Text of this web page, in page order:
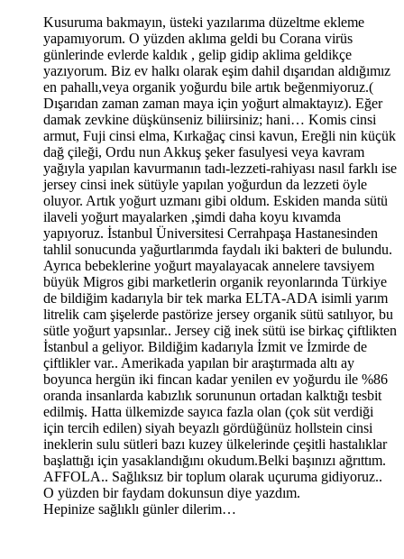
Kusuruma bakmayın, üsteki yazılarıma düzeltme ekleme
yapamıyorum. O yüzden aklıma geldi bu Corana virüs
günlerinde evlerde kaldık , gelip gidip aklima geldikçe
yazıyorum. Biz ev halkı olarak eşim dahil dışarıdan aldığımız
en pahallı,veya organik yoğurdu bile artık beğenmiyoruz.(
Dışarıdan zaman zaman maya için yoğurt almaktayız). Eğer
damak zevkine düşkünseniz biliirsiniz; hani… Komis cinsi
armut, Fuji cinsi elma, Kırkağaç cinsi kavun, Ereğli nin küçük
dağ çileği, Ordu nun Akkuş şeker fasulyesi veya kavram
yağıyla yapılan kavurmanın tadı-lezzeti-rahiyası nasıl farklı ise
jersey cinsi inek sütüyle yapılan yoğurdun da lezzeti öyle
oluyor. Artık yoğurt uzmanı gibi oldum. Eskiden manda sütü
ilaveli yoğurt mayalarken ,şimdi daha koyu kıvamda
yapıyoruz. İstanbul Üniversitesi Cerrahpaşa Hastanesinden
tahlil sonucunda yağurtlarımda faydalı iki bakteri de bulundu.
Ayrıca bebeklerine yoğurt mayalayacak annelere tavsiyem
büyük Migros gibi marketlerin organik reyonlarında Türkiye
de bildiğim kadarıyla bir tek marka ELTA-ADA isimli yarım
litrelik cam şişelerde pastörize jersey organik sütü satılıyor, bu
sütle yoğurt yapsınlar.. Jersey ciğ inek sütü ise birkaç çiftlikten
İstanbul a geliyor. Bildiğim kadarıyla İzmit ve İzmirde de
çiftlikler var.. Amerikada yapılan bir araştırmada altı ay
boyunca hergün iki fincan kadar yenilen ev yoğurdu ile %86
oranda insanlarda kabızlık sorununun ortadan kalktığı tesbit
edilmiş. Hatta ülkemizde sayıca fazla olan (çok süt verdiği
için tercih edilen) siyah beyazlı gördüğünüz hollstein cinsi
ineklerin sulu sütleri bazı kuzey ülkelerinde çeşitli hastalıklar
başlattığı için yasaklandığını okudum.Belki başınızı ağrıttım.
AFFOLA.. Sağlıksız bir toplum olarak uçuruma gidiyoruz..
O yüzden bir faydam dokunsun diye yazdım.
Hepinize sağlıklı günler dilerim…